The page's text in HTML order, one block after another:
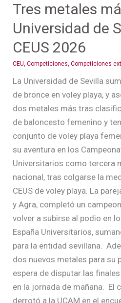
Tres metales
Universidad de
CEUS 2026
CEU,Competiciones,Competiciones
La Universidad de Sevilla
de bronce en voley playa, y
dos metales más tras
de baloncesto femenino y
conjunto de voley playa
su aventura en los
Universitarios como tercera
nacional, tras colgarse la
CEUS de voley playa. La
y Agra, completó un
volver a subirse al podio en
España Universitarios,
para la entidad sevillana.
dos nuevos metales para su
espera de disputar las
en la jornada de mañana. El
derrotó a la UCAM en el
2026